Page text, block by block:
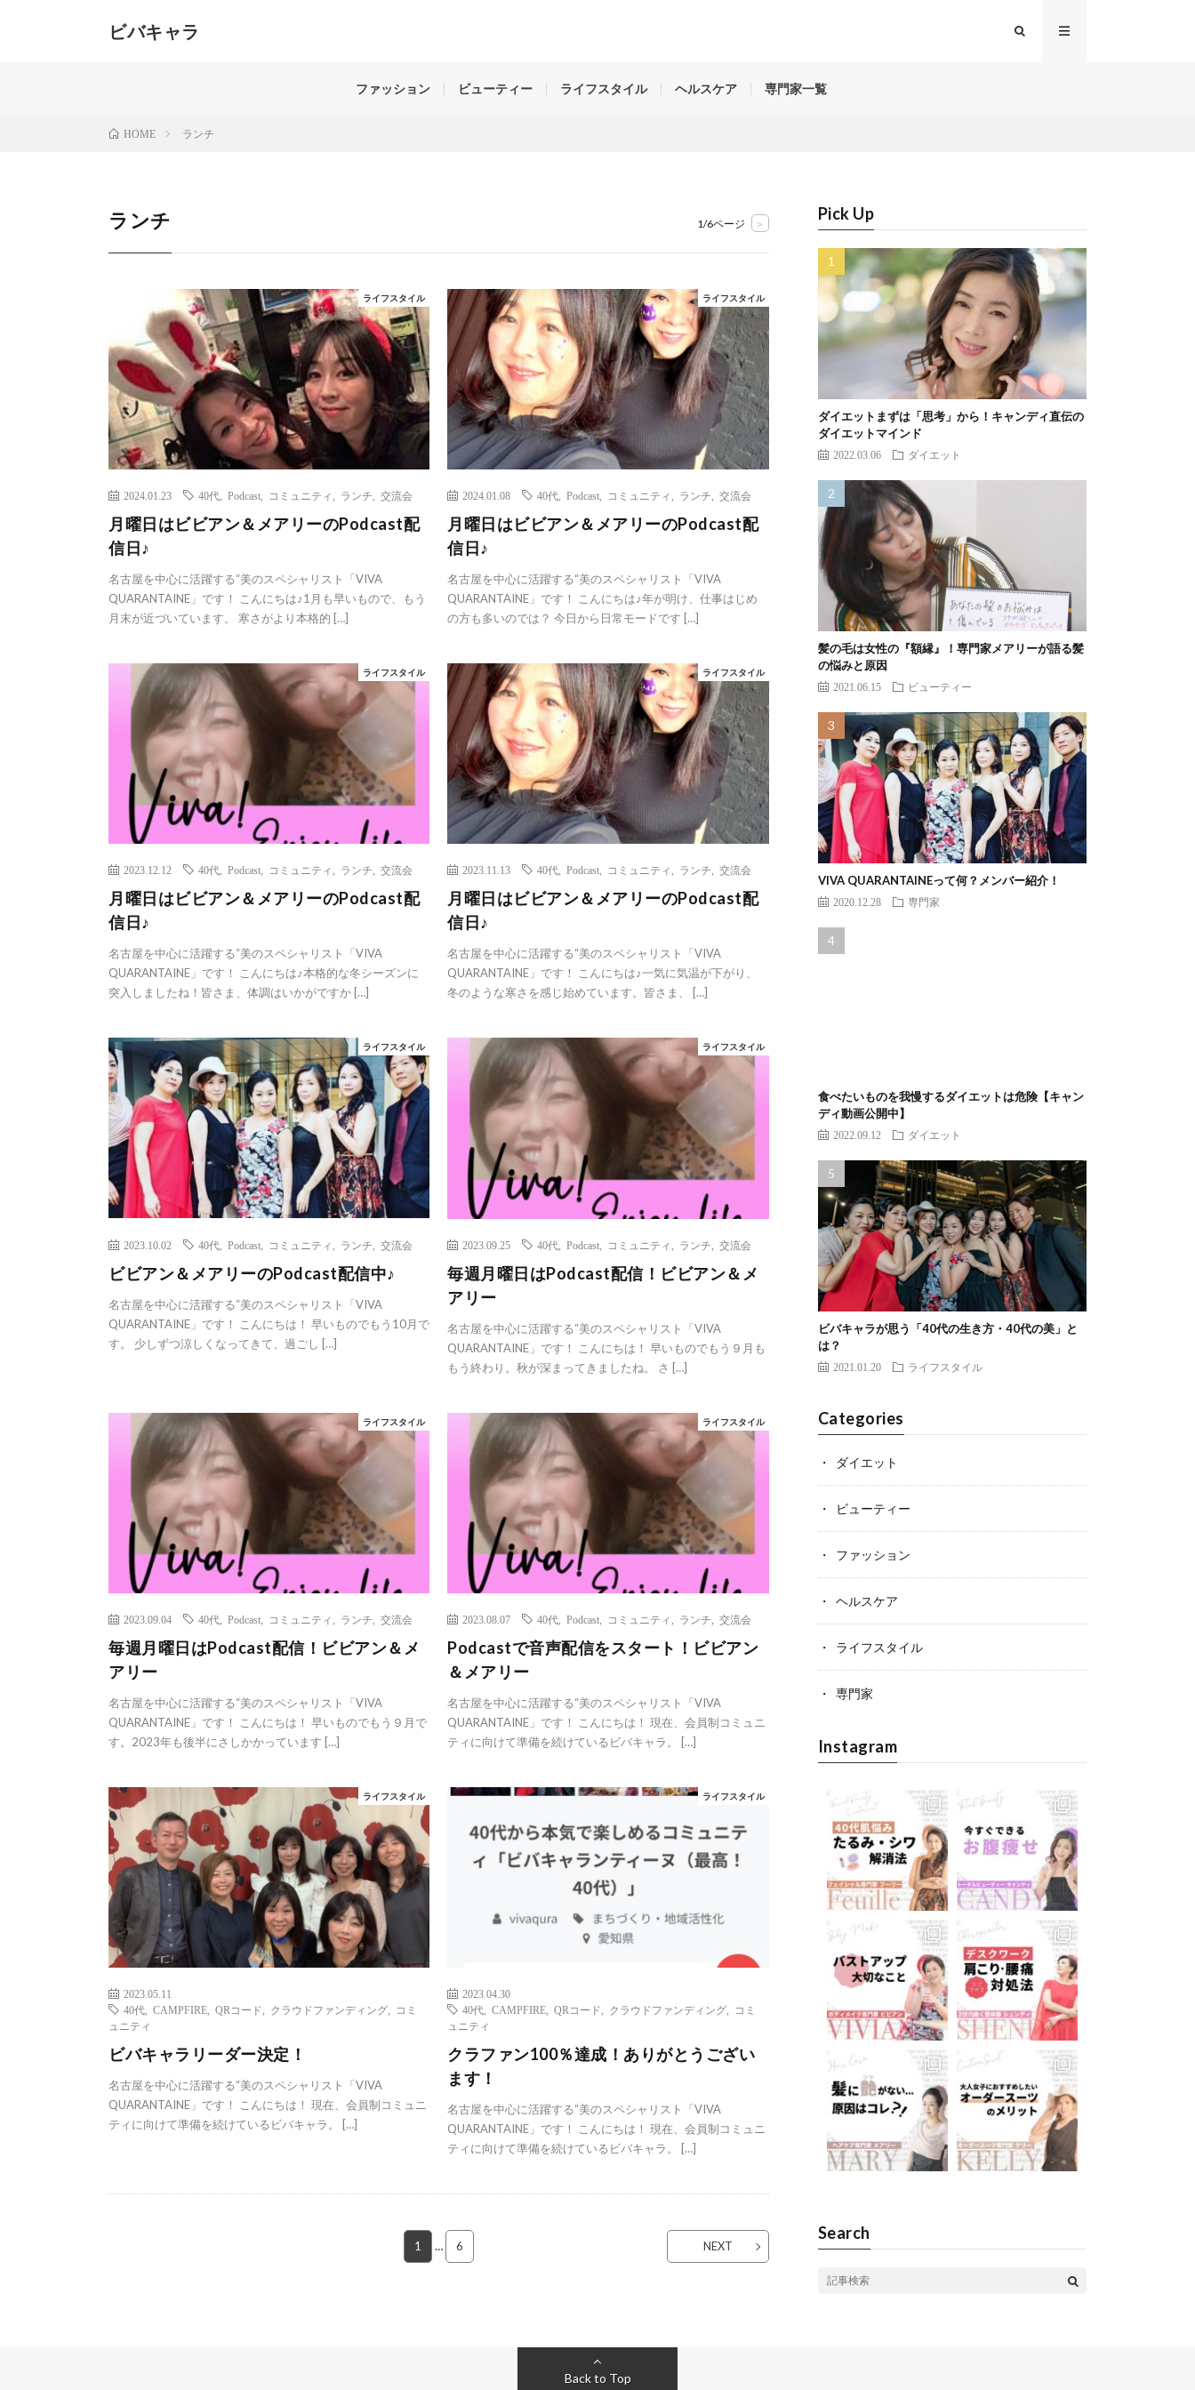
ビバキャラ
する美のスペシャリストがお届けします。「もっと自分のことを好きになる」女性を元気にする情報で未来と笑顔をつくります。
ファッション ビューティー ライフスタイル ヘルスケア 専門家一覧
HOME ランチ
ランチ 1/6ページ >
ライフスタイル
2024.01.23 40代 Podcast コミュニティ ランチ 交流会
月曜日はビビアン＆メアリーのPodcast配
信日♪
名古屋を中心に活躍する“美のスペシャリスト「VIVA
QUARANTAINE」です！ こんにちは♪1月も早いもので、もう
月末が近づいています。 寒さがより本格的 […]
ライフスタイル
2024.01.08 40代 ,Podcast コミュニティ ランチ ,交流会
月曜日はビビアン＆メアリーのPodcast配
信日♪
名古屋を中心に活躍する“美のスペシャリスト「VIVA
QUARANTAINE」です！ こんにちは♪年が明け、仕事はじめ
の方も多いのでは？ 今日から日常モードです […]
ライフスタイル
2023.12.12 40代 Podcast コミュニティ ランチ 交流会
月曜日はビビアン＆メアリーのPodcast配
信日♪
名古屋を中心に活躍する“美のスペシャリスト「VIVA
QUARANTAINE」です！ こんにちは♪本格的な冬シーズンに
突入しましたね！皆さま、体調はいかがですか […]
ライフスタイル
2023.11.13 40代 ,Podcast コミュニティ ランチ ,交流会
月曜日はビビアン＆メアリーのPodcast配
信日♪
名古屋を中心に活躍する“美のスペシャリスト「VIVA
QUARANTAINE」です！ こんにちは♪一気に気温が下がり、
冬のような寒さを感じ始めています。皆さま、 […]
ライフスタイル
2023.10.02 40代 Podcast コミュニティ ランチ 交流会
ビビアン＆メアリーのPodcast配信中♪
名古屋を中心に活躍する“美のスペシャリスト「VIVA
QUARANTAINE」です！ こんにちは！ 早いものでもう10月で
す。 少しずつ涼しくなってきて、過ごし […]
ライフスタイル
2023.09.25 40代 ,Podcast コミュニティ ランチ ,交流会
毎週月曜日はPodcast配信！ビビアン＆メ
アリー
名古屋を中心に活躍する“美のスペシャリスト「VIVA
QUARANTAINE」です！ こんにちは！ 早いものでもう９月も
もう終わり。秋が深まってきましたね。 さ […]
ライフスタイル
2023.09.04 40代 Podcast コミュニティ ランチ 交流会
毎週月曜日はPodcast配信！ビビアン＆メ
アリー
名古屋を中心に活躍する“美のスペシャリスト「VIVA
QUARANTAINE」です！ こんにちは！ 早いものでもう９月で
す。2023年も後半にさしかかっています […]
ライフスタイル
2023.08.07 40代 ,Podcast コミュニティ ランチ ,交流会
Podcastで音声配信をスタート！ビビアン
＆メアリー
名古屋を中心に活躍する“美のスペシャリスト「VIVA
QUARANTAINE」です！ こんにちは！ 現在、会員制コミュニ
ティに向けて準備を続けているビバキャラ。 […]
ライフスタイル
2023.05.11
40代
CAMPFIRE QRコード クラウドファンディング
コミ
ュニティ
ビバキャラリーダー決定！
名古屋を中心に活躍する“美のスペシャリスト「VIVA
QUARANTAINE」です！ こんにちは！ 現在、会員制コミュニ
ティに向けて準備を続けているビバキャラ。 […]
ライフスタイル
2023.04.30
40代
,CAMPFIRE ,QRコード クラウドファンディング
コミ
ュニティ
クラファン100％達成！ありがとうござい
ます！
名古屋を中心に活躍する“美のスペシャリスト「VIVA
QUARANTAINE」です！ こんにちは！ 現在、会員制コミュニ
ティに向けて準備を続けているビバキャラ。 […]
1 … 6 NEXT
Pick Up
ダイエットまずは「思考」から！キャンディ直伝の
ダイエットマインド
2022.03.06 ダイエット
髪の毛は女性の『額縁』！専門家メアリーが語る髪
の悩みと原因
2021.06.15 ビューティー
VIVA QUARANTAINEって何？メンバー紹介！
2020.12.28 専門家
食べたいものを我慢するダイエットは危険【キャン
ディ動画公開中】
2022.09.12 ダイエット
ビバキャラが思う「40代の生き方・40代の美」と
は？
2021.01.20 ライフスタイル
Categories
ダイエット
ビューティー
ファッション
ヘルスケア
ライフスタイル
専門家
Instagram
Search
Back to Top